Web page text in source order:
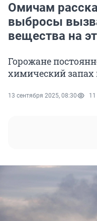
Омичам
выбросы
вещества на
Горожане
химический запах
13 сентября 2025, 08:30